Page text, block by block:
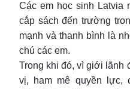
Các em học sinh Latvia
cắp sách đến trường
mạnh và thanh bình là
chú các em.
Trong khi đó, vì giới lãnh
vị, ham mê quyền lực,